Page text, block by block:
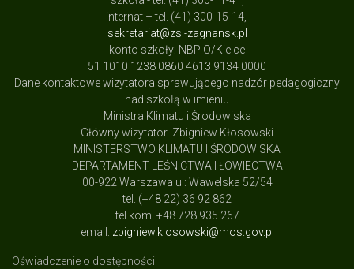
internat – tel. (41) 300-15-14,
sekretariat@zsl-zagnansk.pl
konto szkoły: NBP O/Kielce
51 1010 1238 0860 4613 9134 0000
Dane kontaktowe wizytatora sprawującego nadzór pedagogiczny
nad szkołą w imieniu
Ministra Klimatu i Środowiska
Główny wizytator Zbigniew Kłosowski
MINISTERSTWO KLIMATU I ŚRODOWISKA
DEPARTAMENT LEŚNICTWA I ŁOWIECTWA
00-922 Warszawa ul: Wawelska 52/54
tel. (+48 22) 36 92 862
tel.kom. +48 728 935 267
email: zbigniew.klosowski@mos.gov.pl
Oświadczenie o dostępności